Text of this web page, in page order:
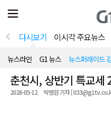
전
체
뉴
열
다시보기 이시각 주요뉴스
뉴스라인 G1 뉴스 뉴스퍼레이드
춘천시, 상반기 특교세
2026-05-12 박명원 기자 [